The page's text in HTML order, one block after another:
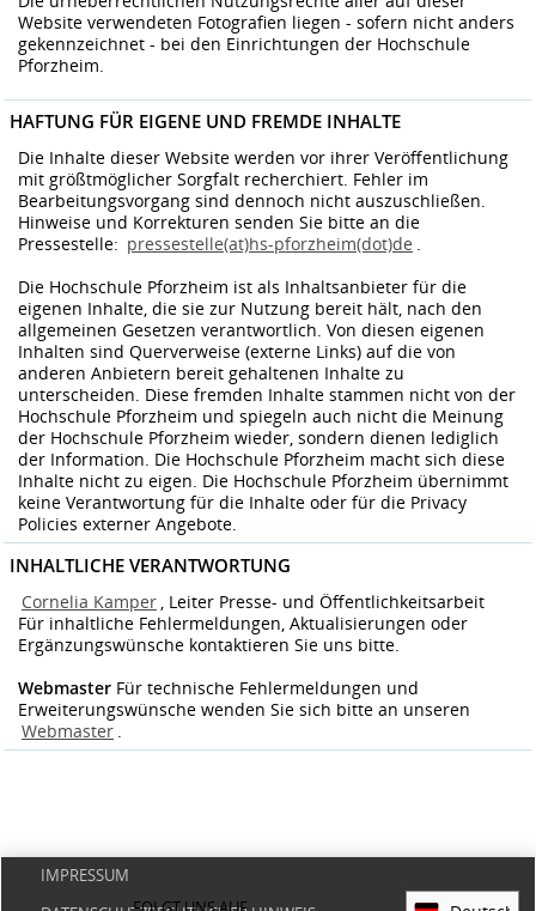
Website verwendeten Fotografien liegen - sofern nicht anders
gekennzeichnet - bei den Einrichtungen der Hochschule
Pforzheim.
HAFTUNG FÜR EIGENE UND FREMDE INHALTE
Die Inhalte dieser Website werden vor ihrer Veröffentlichung
mit größtmöglicher Sorgfalt recherchiert. Fehler im
Bearbeitungsvorgang sind dennoch nicht auszuschließen.
Hinweise und Korrekturen senden Sie bitte an die
Pressestelle: pressestelle(at)hs-pforzheim(dot)de .
Die Hochschule Pforzheim ist als Inhaltsanbieter für die
eigenen Inhalte, die sie zur Nutzung bereit hält, nach den
allgemeinen Gesetzen verantwortlich. Von diesen eigenen
Inhalten sind Querverweise (externe Links) auf die von
anderen Anbietern bereit gehaltenen Inhalte zu
unterscheiden. Diese fremden Inhalte stammen nicht von der
Hochschule Pforzheim und spiegeln auch nicht die Meinung
der Hochschule Pforzheim wieder, sondern dienen lediglich
der Information. Die Hochschule Pforzheim macht sich diese
Inhalte nicht zu eigen. Die Hochschule Pforzheim übernimmt
keine Verantwortung für die Inhalte oder für die Privacy
Policies externer Angebote.
INHALTLICHE VERANTWORTUNG
Cornelia Kamper , Leiter Presse- und Öffentlichkeitsarbeit
Für inhaltliche Fehlermeldungen, Aktualisierungen oder
Ergänzungswünsche kontaktieren Sie uns bitte.
Webmaster Für technische Fehlermeldungen und
Erweiterungswünsche wenden Sie sich bitte an unseren
Webmaster
IMPRESSUM